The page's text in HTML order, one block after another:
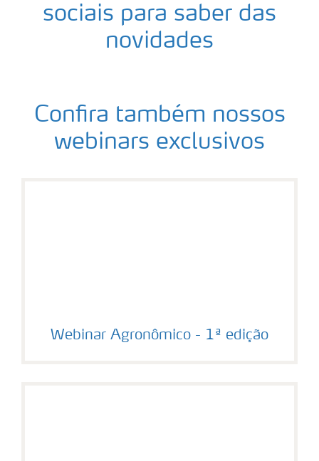
sociais para saber das
novidades
Confira também nossos
webinars exclusivos
Webinar Agronômico - 1ª edição